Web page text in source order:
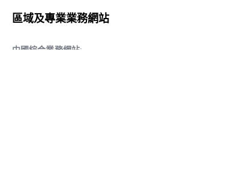
區域及專業業務網站
中國綜合業務網站: